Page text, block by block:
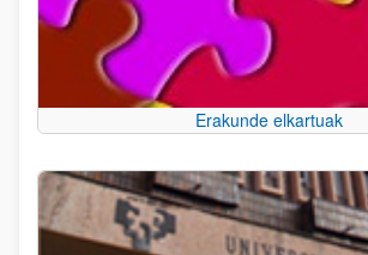
Erakunde elkartuak